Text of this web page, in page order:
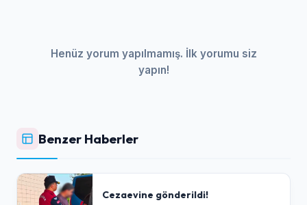
Henüz yorum yapılmamış. İlk yorumu siz
yapın!
Benzer Haberler
Cezaevine gönderildi!